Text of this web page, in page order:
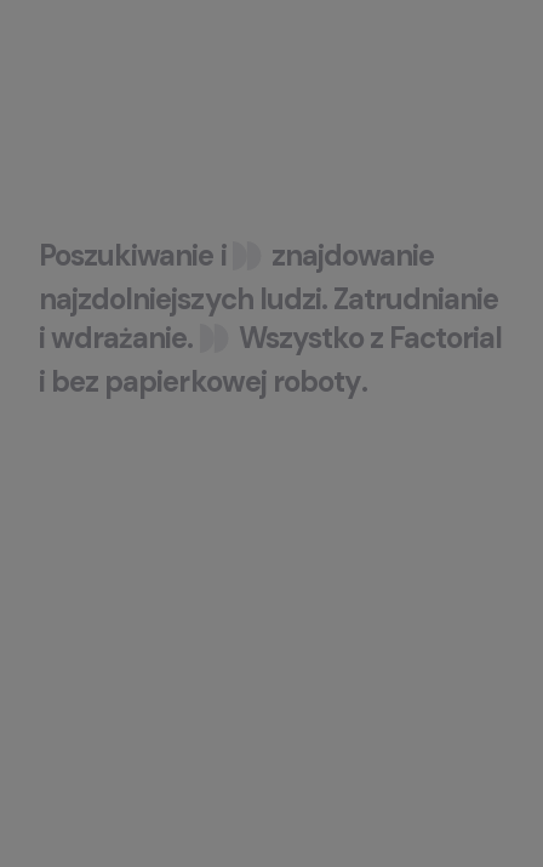
Poszukiwanie i
znajdowanie
najzdolniejszych ludzi.Zatrudnianie
iwdrażanie. Wszystkoz Factorial
i bez papierkowej roboty.